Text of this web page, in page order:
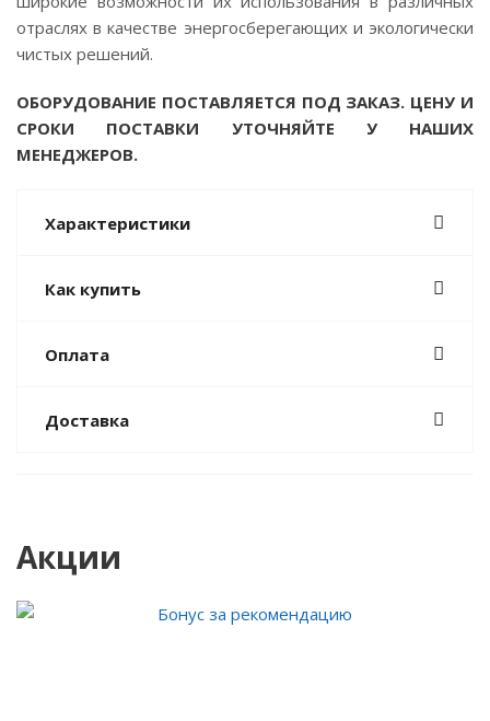
отраслях в качестве энергосберегающих и экологически
чистых решений.
ОБОРУДОВАНИЕ ПОСТАВЛЯЕТСЯ ПОД ЗАКАЗ. ЦЕНУ И
СРОКИ ПОСТАВКИ УТОЧНЯЙТЕ У НАШИХ
МЕНЕДЖЕРОВ.
Характеристики
Как купить
Оплата
Доставка
Акции